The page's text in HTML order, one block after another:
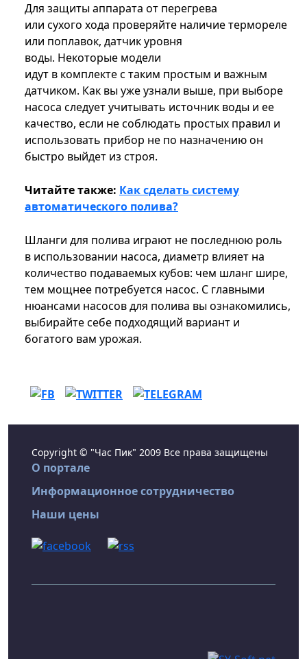
Для защиты аппарата от перегрева
или сухого хода проверяйте наличие термореле
или поплавок, датчик уровня
воды. Некоторые модели
идут в комплекте с таким простым и важным
датчиком. Как вы уже узнали выше, при выборе
насоса следует учитывать источник воды и ее
качество, если не соблюдать простых правил и
использовать прибор не по назначению он
быстро выйдет из строя.
Читайте также: Как сделать систему
автоматического полива?
Шланги для полива играют не последнюю роль
в использовании насоса, диаметр влияет на
количество подаваемых кубов: чем шланг шире,
тем мощнее потребуется насос. С главными
нюансами насосов для полива вы ознакомились,
выбирайте себе подходящий вариант и
богатого вам урожая.
Copyright © "Час Пик" 2009 Все права защищены
О портале
Информационное сотрудничество
Наши цены